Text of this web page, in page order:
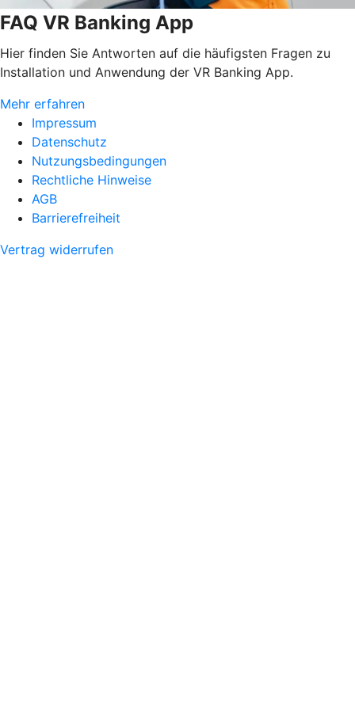
FAQ VR Banking App
Hier finden Sie Antworten auf die häufigsten Fragen zu
Installation und Anwendung der VR Banking App.
Mehr erfahren
Impressum
Datenschutz
Nutzungsbedingungen
Rechtliche Hinweise
AGB
Barrierefreiheit
Vertrag widerrufen